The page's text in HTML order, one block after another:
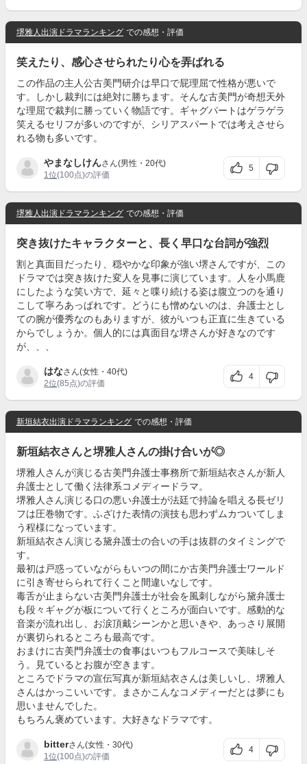
堺雅人出演ドラマランキング での感想・評価
笑えたり、感心させられたり心を弄ばれる
この作品の主人公古美門研介は早口で屁理屈で性格が悪いで
す。しかし裁判には絶対に勝ちます。そんな古美門が奇想天外
な理屈で裁判に勝っていく物語です。ギャグパートはゲラゲラ
笑えるセリフが多いのですが、シリアスパートでは考えさせら
れる物も多いです。
やまなしけんさん(男性・20代)
1位(100点)の評価
5
堺雅人出演ドラマランキング での感想・評価
突き抜けたキャラクターと、長く早口な台詞が強烈
割と真面目だったり、穏やかな印象が強い堺さんですが、この
ドラマでは突き抜けた変人を見事に演じています。人を小馬鹿
にしたような笑い方で、延々と喋り続ける姿は腹立つのを通り
こして寧ろあっぱれです。どうにも憎めないのは、弁護士とし
ての腕が優秀なのもありますが、彼がいつも正直に生きている
からでしょうか。個人的には真面目な堺さんが好きなのです
が、、、
はなさん(女性・40代)
2位(85点)の評価
4
新垣結衣出演ドラマランキング での感想・評価
新垣結衣さんと堺雅人さんの掛け合いが◎
堺雅人さんが演じる古美門弁護士事務所で新垣結衣さんが新人
弁護士として働く法律系コメディードラマ。
堺雅人さん演じる口の悪い弁護士が法廷で持論を唱える長ゼリ
フは圧巻物です。ふざけた表情の演技も思わずムカついてしま
う程様になっています。
新垣結衣さん演じる黛弁護士の合いの手は抜群のタイミングで
す。
最初は戸惑っていながらもいつの間にか古美門弁護士ワールド
に引き寄せらられて行くこと間違いなしです。
毒舌が止まらない古美門弁護士が社会を風刺しながら黛弁護士
も段々ギャグが板について行くところが面白いです。感動的な
音楽が流れ出し、お涙頂戴シーンかと思いきや、あっさり展開
が裏切られるところも最高です。
おまけに古美門弁護士の食事はいつもフルコースで美味しそ
う。見ているとお腹が空きます。
ところでドラマの宣伝写真が新垣結衣さんは美しいし、堺雅人
さんはかっこいいです。まさかこんなコメディーだとは夢にも
思いませんでした。
もちろん褒めています。大好きなドラマです。
bitterさん(女性・30代)
1位(100点)の評価
4